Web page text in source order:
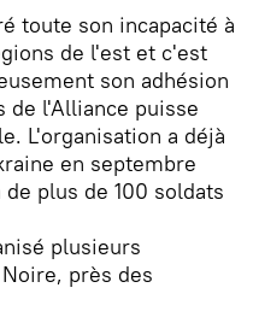
toute son incapacité à
de l'est et c'est
son adhésion
de l'Alliance puisse
L'organisation a déjà
en septembre
plus de 100 soldats
plusieurs
près des